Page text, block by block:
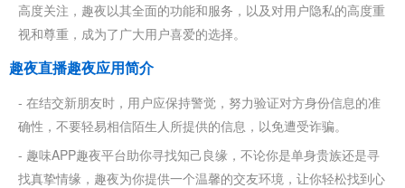
高度关注，趣夜以其全面的功能和服务，以及对用户隐私的高度重
视和尊重，成为了广大用户喜爱的选择。
趣夜直播趣夜应用简介
- 在结交新朋友时，用户应保持警觉，努力验证对方身份信息的准
确性，不要轻易相信陌生人所提供的信息，以免遭受诈骗。
- 趣味APP趣夜平台助你寻找知己良缘，不论你是单身贵族还是寻
找真挚情缘，趣夜为你提供一个温馨的交友环境，让你轻松找到心